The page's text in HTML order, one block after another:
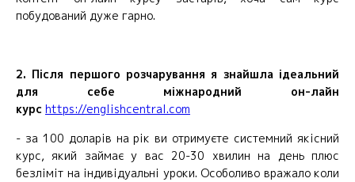
побудований дуже гарно.
2. Після першого розчарування я знайшла ідеальний
для себе міжнародний он-лайн
курс https://englishcentral.com
- за 100 доларів на рік ви отримуєте системний якісний
курс, який займає у вас 20-30 хвилин на день плюс
безліміт на індивідуальні уроки. Особоливо вражало коли